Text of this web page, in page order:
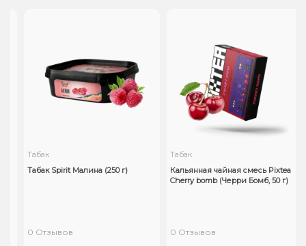
Табак
Табак Spirit Малина (250 г)
0 Отзывов
Табак
Кальянная чайная смесь Pixtea
Cherry bomb (Черри Бомб, 50 г)
0 Отзывов